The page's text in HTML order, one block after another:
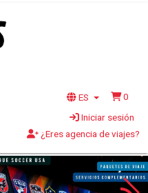
ES
0
Iniciar sesión
¿Eres agencia de viajes?